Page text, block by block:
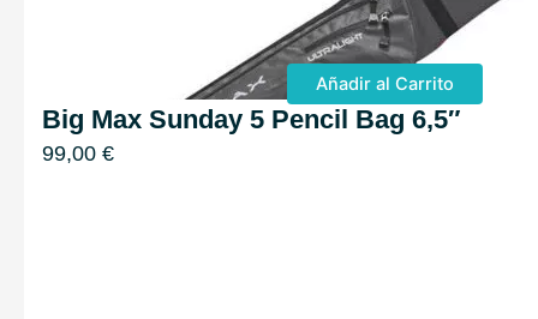
Añadir al Carrito
Big Max Sunday 5 Pencil Bag 6,5″
99,00 €